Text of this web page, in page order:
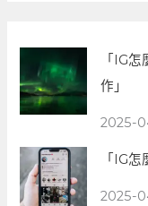
「IG
作」
2025-
「IG
2025-